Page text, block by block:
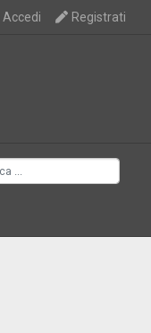
Accedi Registrati